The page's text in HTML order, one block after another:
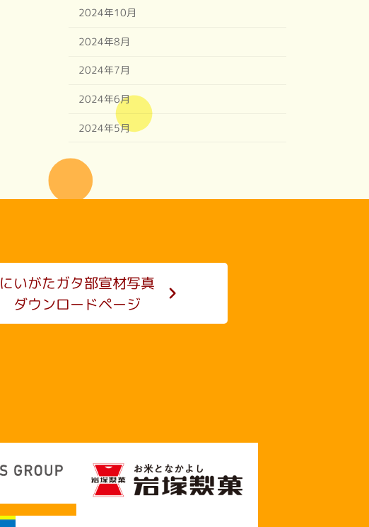
2024年10月
2024年8月
2024年7月
2024年6月
2024年5月
にいがたガタ部宣材写真
ダウンロードページ